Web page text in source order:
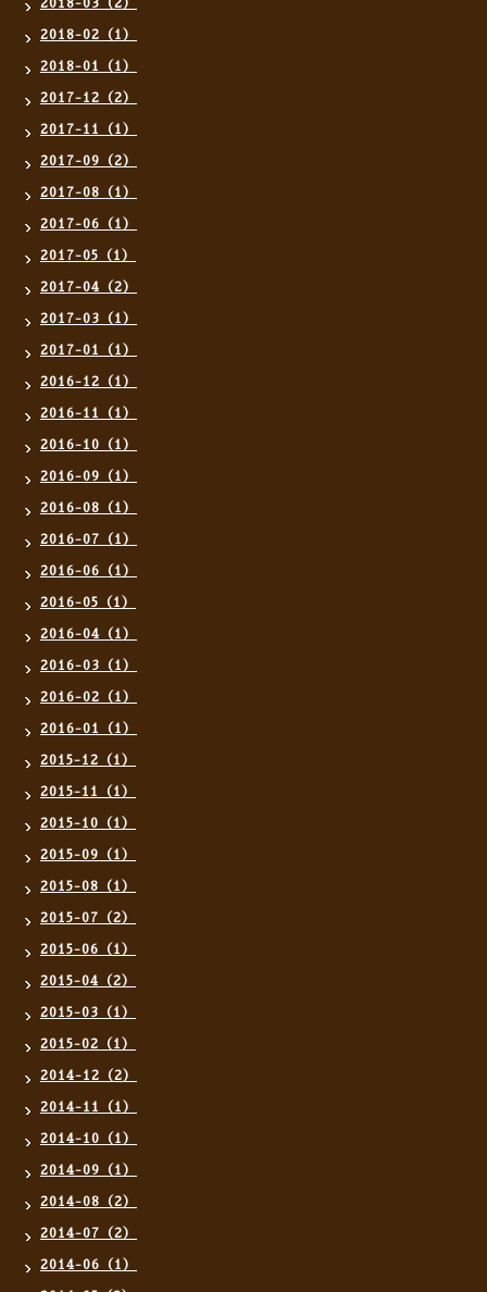
2018-03（2）
2018-02（1）
2018-01（1）
2017-12（2）
2017-11（1）
2017-09（2）
2017-08（1）
2017-06（1）
2017-05（1）
2017-04（2）
2017-03（1）
2017-01（1）
2016-12（1）
2016-11（1）
2016-10（1）
2016-09（1）
2016-08（1）
2016-07（1）
2016-06（1）
2016-05（1）
2016-04（1）
2016-03（1）
2016-02（1）
2016-01（1）
2015-12（1）
2015-11（1）
2015-10（1）
2015-09（1）
2015-08（1）
2015-07（2）
2015-06（1）
2015-04（2）
2015-03（1）
2015-02（1）
2014-12（2）
2014-11（1）
2014-10（1）
2014-09（1）
2014-08（2）
2014-07（2）
2014-06（1）